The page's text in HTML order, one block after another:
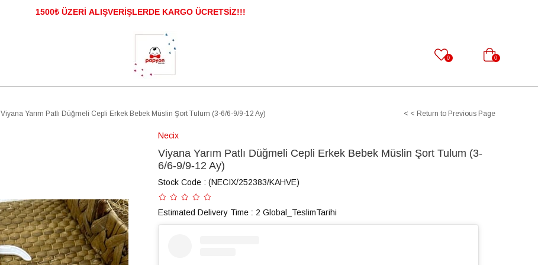
1500₺ ÜZERİ ALIŞVERİŞLERDE KARGO ÜCRETSİZ!!!
0 0
Erkek Bebek Bebek Tekstil Havlu & Bornoz
Aksesuar
Viyana Yarım Patlı Düğmeli Cepli Erkek Bebek Müslin Şort Tulum (3-6/6-9/9-12 Ay) < < Return to Previous Page
Necix
Viyana Yarım Patlı Düğmeli Cepli Erkek Bebek Müslin Şort Tulum (3-
6/6-9/9-12 Ay)
Stock Code (NECIX/252383/KAHVE)
Estimated Delivery Time : 2 Global_TeslimTarihi